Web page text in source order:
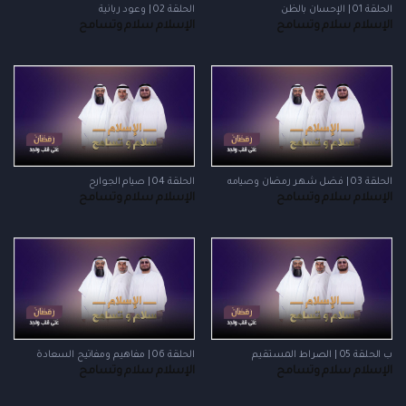
الحلقة 01 | الإحسان بالظن
الإسلام سلام وتسامح
الحلقة 02 | وعود ربانية
الإسلام سلام وتسامح
الحلقة 03 | فضل شهر رمضان وصيامه
الإسلام سلام وتسامح
الحلقة 04 | صيام الجوارح
الإسلام سلام وتسامح
ب الحلقة 05 | الصراط المستقيم
الإسلام سلام وتسامح
الحلقة 06 | مفاهيم ومفاتيح السعادة
الإسلام سلام وتسامح